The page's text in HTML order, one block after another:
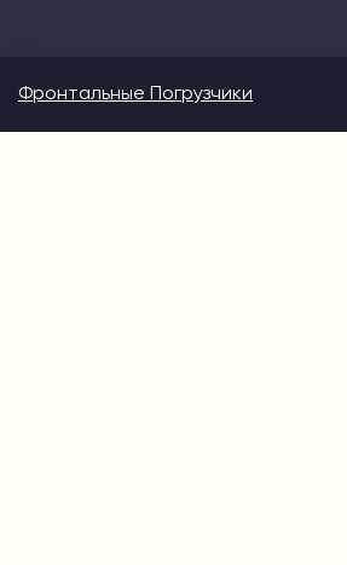
морским транспортом.
Фронтальные Погрузчики